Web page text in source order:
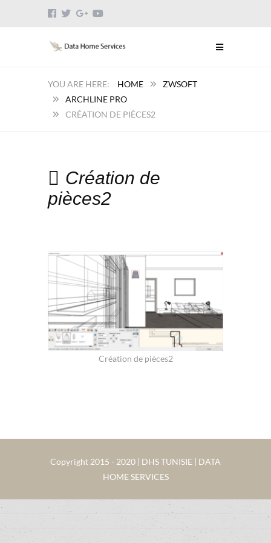
HOME
ZWSOFT
ARCHLINE PRO
CRÉATION DE PIÈCES2
Création de
pièces2
Création de pièces2
Copyright 2015 - 2020 | DHS TUNISIE | DATA
HOME SERVICES